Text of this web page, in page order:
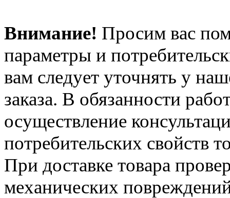
Внимание! Просим вас
параметры и
вам следует уточнять у
заказа. В обязанности
осуществление
потребительских свойств
При доставке товара
механических